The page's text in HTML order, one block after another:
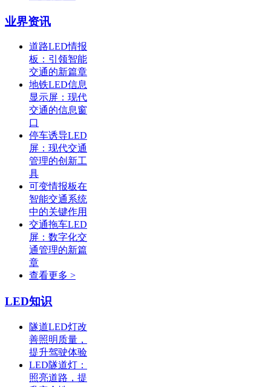
业界资讯
道路LED情报
板：引领智能
交通的新篇章
地铁LED信息
显示屏：现代
交通的信息窗
口
停车诱导LED
屏：现代交通
管理的创新工
具
可变情报板在
智能交通系统
中的关键作用
交通拖车LED
屏：数字化交
通管理的新篇
章
查看更多 >
LED知识
隧道LED灯改
善照明质量，
提升驾驶体验
LED隧道灯：
照亮道路，提